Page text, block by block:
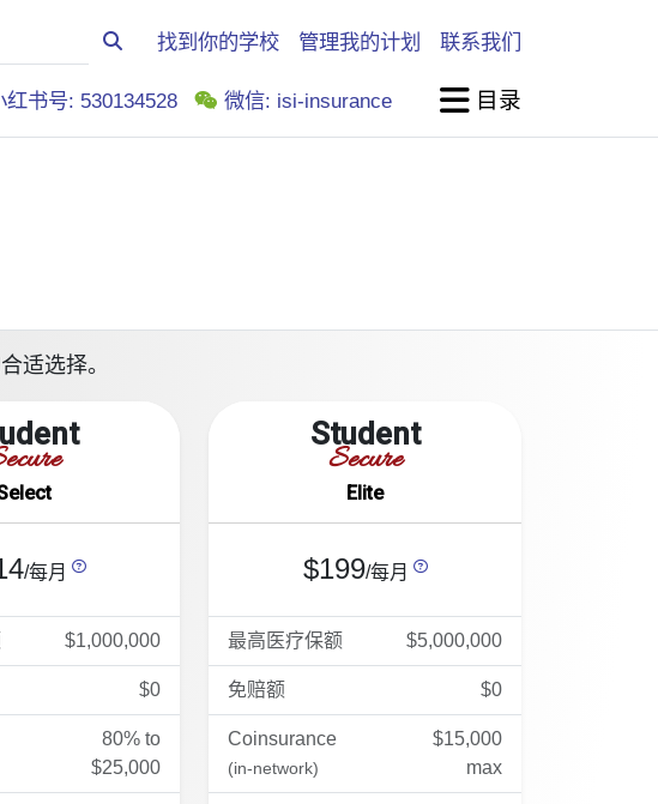
找到你的学校 管理我的计划 联系我们
红书号: 530134528 微信: isi-insurance 目录
适选择。
/每月
$1,000,000
$0
80% to
$25,000
Student
Secure
Elite
$199/每月
最高医疗保额 $5,000,000
免赔额 $0
Coinsurance
(in-network)
$15,000
max